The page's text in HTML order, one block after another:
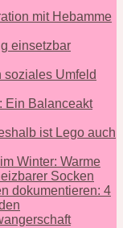
mit Hebamme
einsetzbar
soziales Umfeld
Ein Balanceakt
ist Lego auch
Winter: Warme
Socken
dokumentieren: 4